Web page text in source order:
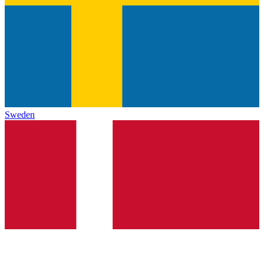
Sweden